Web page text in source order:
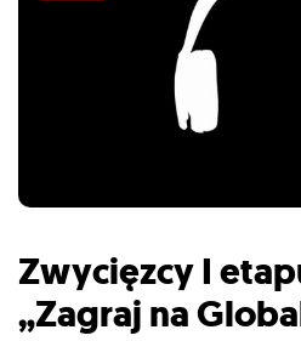
Zwycięzcy I
„Zagraj na